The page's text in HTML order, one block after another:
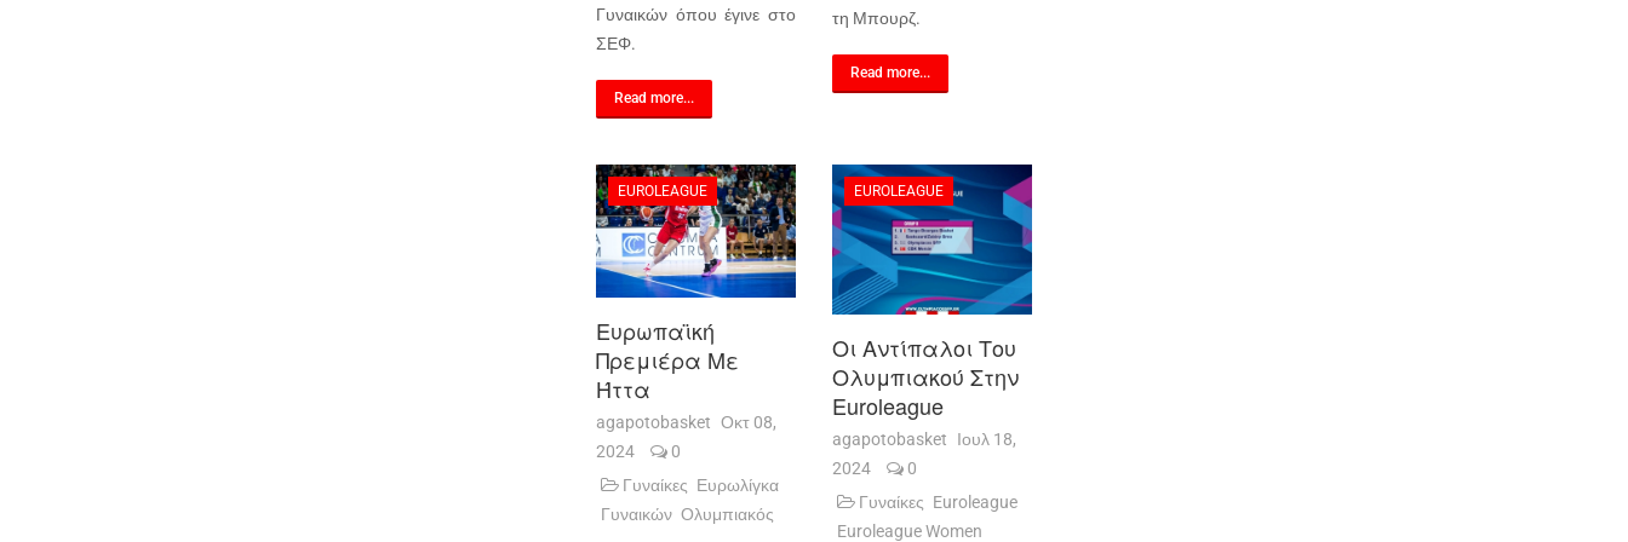
Γυναικών όπου έγινε στο
ΣΕΦ.
Read more...
τη Μπουρζ.
Read more...
EUROLEAGUE
Ευρωπαϊκή
Πρεμιέρα Με
Ήττα
agapotobasket Οκτ 08,
2024
0
Γυναίκες Ευρωλίγκα
Γυναικών Ολυμπιακός
EUROLEAGUE
Οι Αντίπαλοι Του
Ολυμπιακού Στην
Euroleague
agapotobasket
Ιουλ 18,
2024
0
Γυναίκες Euroleague
Euroleague Women